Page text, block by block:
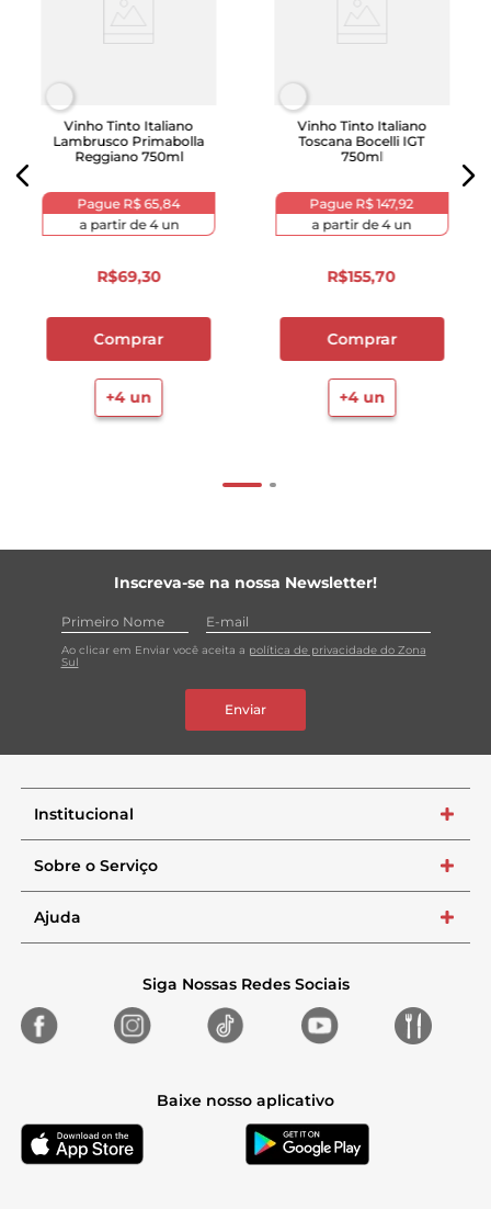
Vinho Tinto Italiano
Lambrusco Primabolla
Reggiano 750ml
Pague R$ 65,84
a partir de4un
R$69,30
Comprar
+4un
Vinho Tinto Italiano
Toscana Bocelli IGT
750ml
Pague R$ 147,92
a partir de4un
R$155,70
Comprar
+4un
Inscreva-se na nossa Newsletter!
Ao clicar em Enviar você aceita a política de privacidade do Zona
Sul
Enviar
Institucional +
Sobre o Serviço +
Ajuda +
Siga Nossas Redes Sociais
Baixe nosso aplicativo